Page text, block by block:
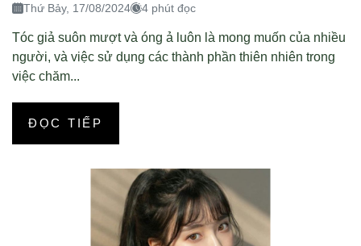
Thứ Bảy, 17/08/2024 4 phút đọc
Tóc giả suôn mượt và óng ả luôn là mong muốn của nhiều
người, và việc sử dụng các thành phần thiên nhiên trong
việc chăm...
ĐỌC TIẾP